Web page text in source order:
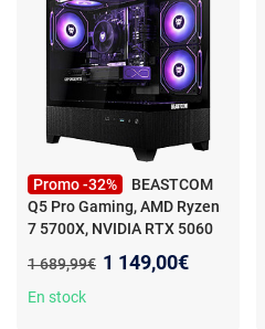
Promo -32%
BEASTCOM
Q5 Pro Gaming, AMD Ryzen
7 5700X, NVIDIA RTX 5060
Gaming - AMD Ryzen 5 5500
- RTX 4060 Ti - 32Go RAM -
Ancien prix :
1 689,99€ Nouveau prix :
1 149,00€
En stock